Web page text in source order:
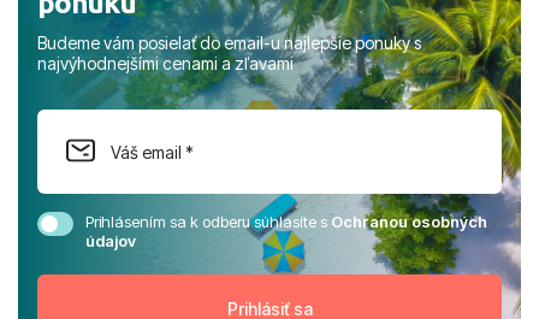
Budeme vám posielať do email-u najlepšie ponuky s
najvýhodnejšími cenami a zľavami
Prihlásením sa k odberu súhlasíte sOchranou osobných
údajov